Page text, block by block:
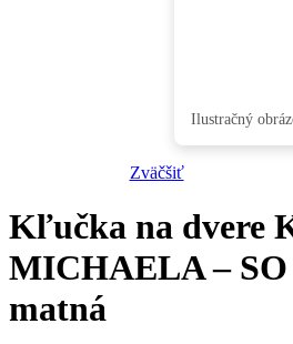
Zväčšiť
Kľučka na dvere
MICHAELA –
matná